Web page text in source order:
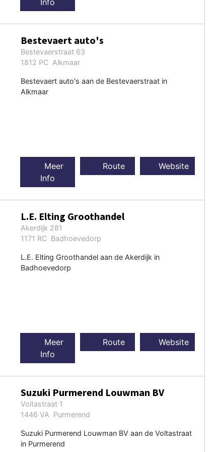
Bestevaert auto's
Bestevaerstraat 63
1812 PC Alkmaar
Bestevaert auto's aan de Bestevaerstraat in
Alkmaar
Meer
Info
Route Website
L.E. Elting Groothandel
Akerdijk 281
1171 RC Badhoevedorp
L.E. Elting Groothandel aan de Akerdijk in
Badhoevedorp
Meer
Info
Route Website
Suzuki Purmerend Louwman BV
Voltastraat 1
1446 VA Purmerend
Suzuki Purmerend Louwman BV aan de Voltastraat
in Purmerend